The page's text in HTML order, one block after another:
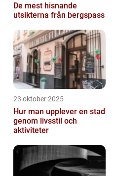
De mest hisnande
utsikterna från bergspass
23 oktober 2025
Hur man upplever en stad
genom livsstil och
aktiviteter